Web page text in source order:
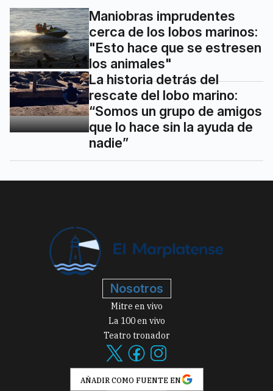
Maniobras imprudentes
cerca de los lobos marinos:
"Esto hace que se estresen
los animales"
La historia detrás del
rescate del lobo marino:
“Somos un grupo de amigos
que lo hace sin la ayuda de
nadie”
Nosotros
Mitre en vivo
La 100 en vivo
Teatro tronador
AÑADIR COMO FUENTE EN